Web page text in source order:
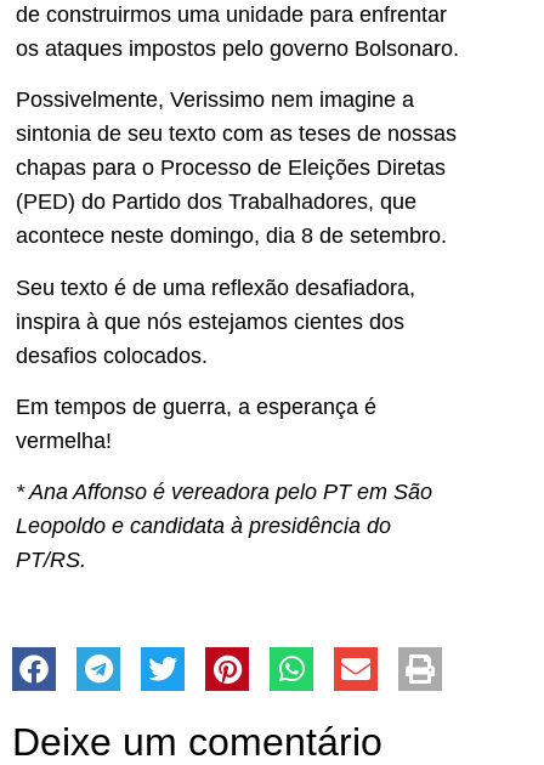
de construirmos uma unidade para enfrentar
os ataques impostos pelo governo Bolsonaro.
Possivelmente, Verissimo nem imagine a
sintonia de seu texto com as teses de nossas
chapas para o Processo de Eleições Diretas
(PED) do Partido dos Trabalhadores, que
acontece neste domingo, dia 8 de setembro.
Seu texto é de uma reflexão desafiadora,
inspira à que nós estejamos cientes dos
desafios colocados.
Em tempos de guerra, a esperança é
vermelha!
* Ana Affonso é vereadora pelo PT em São
Leopoldo e candidata à presidência do
PT/RS.
Deixe um comentário